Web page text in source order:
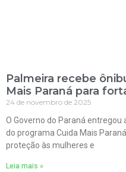
Palmeira recebe
Mais Paraná para
24 de novembro de 2025
O Governo do Paraná
do programa Cuida Mais
proteção às mulheres e
Leia mais »